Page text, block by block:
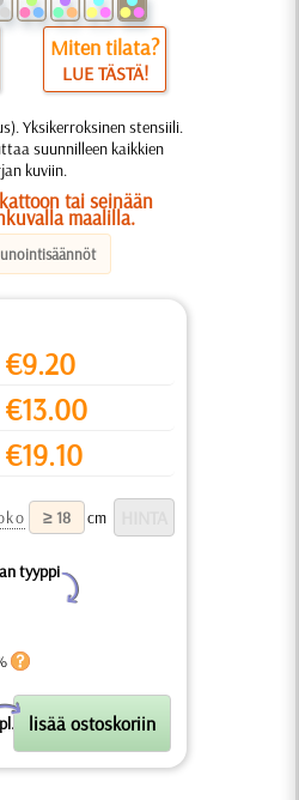
Miten tilata?
LUE TÄSTÄ!
Yksikerroksinen stensiili.
suunnilleen kaikkien
kuviin.
tai seinään
maalilla.
€9.20
€13.00
€19.10
cm
tyyppi
Y